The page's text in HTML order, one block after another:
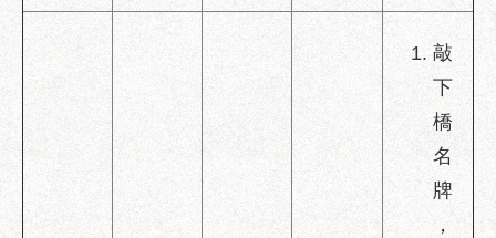
回
English
敲
下
橋
名
牌
，